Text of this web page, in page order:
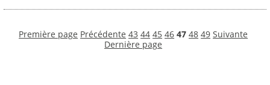
Première page Précédente 43 44 45 46 47 48 49 Suivante
Dernière page